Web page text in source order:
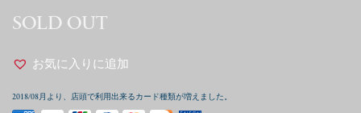
SOLD OUT
お気に入りに追加
2018/08月より、店頭で利用出来るカード種類が増えました。